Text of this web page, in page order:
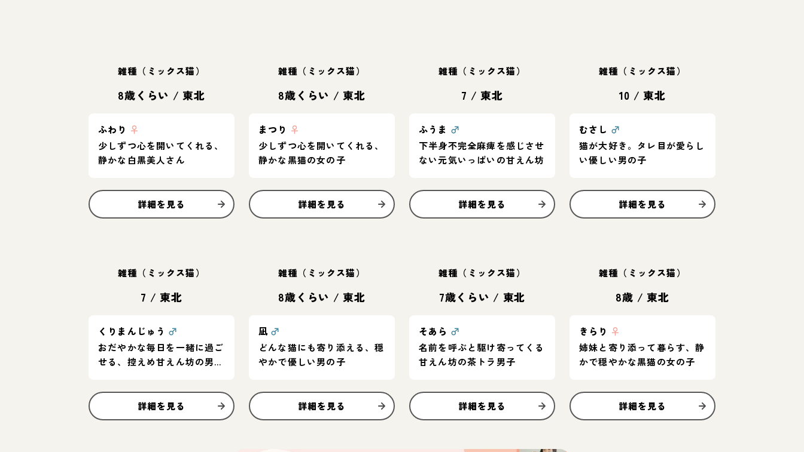
雑種（ミックス猫）
8歳くらい / 東北
ふわり ♀
少しずつ心を開いてくれる、
静かな白黒美人さん
詳細を見る
雑種（ミックス猫）
8歳くらい / 東北
まつり ♀
少しずつ心を開いてくれる、
静かな黒猫の女の子
詳細を見る
雑種（ミックス猫）
7 / 東北
ふうま ♂
下半身不完全麻痺を感じさせ
ない元気いっぱいの甘えん坊
詳細を見る
雑種（ミックス猫）
10 / 東北
むさし ♂
猫が大好き。タレ目が愛らし
い優しい男の子
詳細を見る
雑種（ミックス猫）
7 / 東北
くりまんじゅう ♂
おだやかな毎日を一緒に過ご
せる、控えめ甘えん坊の男の
詳細を見る
雑種（ミックス猫）
8歳くらい / 東北
凪 ♂
どんな猫にも寄り添える、穏
やかで優しい男の子
詳細を見る
雑種（ミックス猫）
7歳くらい / 東北
そあら ♂
名前を呼ぶと駆け寄ってくる
甘えん坊の茶トラ男子
詳細を見る
雑種（ミックス猫）
8歳 / 東北
きらり ♀
姉妹と寄り添って暮らす、静
かで穏やかな黒猫の女の子
詳細を見る